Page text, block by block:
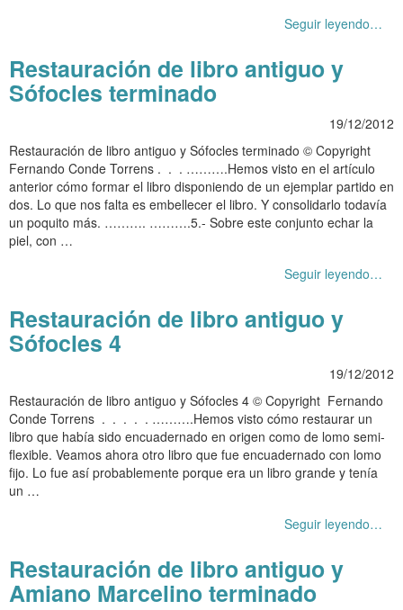
Seguir leyendo…
Restauración de libro antiguo y
Sófocles terminado
19/12/2012
Restauración de libro antiguo y Sófocles terminado © Copyright
Fernando Conde Torrens . . . ……….Hemos visto en el artículo
anterior cómo formar el libro disponiendo de un ejemplar partido en
dos. Lo que nos falta es embellecer el libro. Y consolidarlo todavía
un poquito más. ………. ……….5.- Sobre este conjunto echar la
piel, con …
Seguir leyendo…
Restauración de libro antiguo y
Sófocles 4
19/12/2012
Restauración de libro antiguo y Sófocles 4 © Copyright Fernando
Conde Torrens . . . . . ……….Hemos visto cómo restaurar un
libro que había sido encuadernado en origen como de lomo semi-
flexible. Veamos ahora otro libro que fue encuadernado con lomo
fijo. Lo fue así probablemente porque era un libro grande y tenía
un …
Seguir leyendo…
Restauración de libro antiguo y
Amiano Marcelino terminado